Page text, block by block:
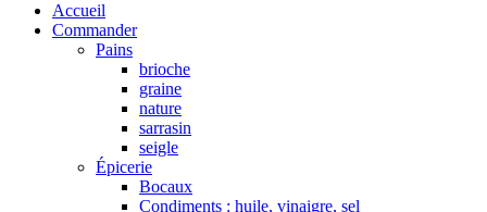
Accueil
Commander
Pains
brioche
graine
nature
sarrasin
seigle
Épicerie
Bocaux
Condiments : huile, vinaigre, sel